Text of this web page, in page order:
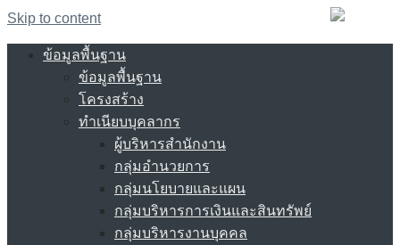
Skip to content
ข้อมูลพื้นฐาน
ข้อมูลพื้นฐาน
โครงสร้าง
ทำเนียบบุคลากร
ผู้บริหารสำนักงาน
กลุ่มอำนวยการ
กลุ่มนโยบายและแผน
กลุ่มบริหารการเงินและสินทรัพย์
กลุ่มบริหารงานบุคคล